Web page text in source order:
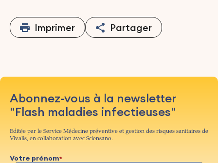
Imprimer Partager
Abonnez-vous à la newsletter
"Flash maladies infectieuses"
Editée par le Service Médecine préventive et gestion des risques sanitaires de
Vivalis, en collaboration avec Sciensano.
Votre prénom